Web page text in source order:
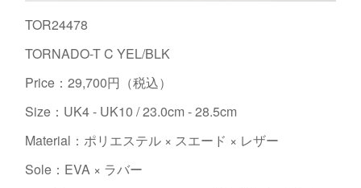
TOR24478
TORNADO-T C YEL/BLK
Price：29,700円（税込）
Size：UK4 - UK10 / 23.0cm - 28.5cm
Material：ポリエステル × スエード × レザー
Sole：EVA × ラバー